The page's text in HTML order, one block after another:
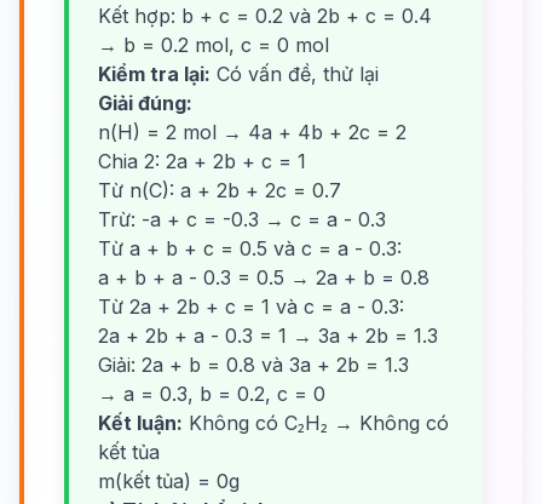
Kết hợp: b + c = 0.2 và 2b + c = 0.4
→ b = 0.2 mol, c = 0 mol
Kiểm tra lại: Có vấn đề, thử lại
Giải đúng:
n(H) = 2 mol → 4a + 4b + 2c = 2
Chia 2: 2a + 2b + c = 1
Từ n(C): a + 2b + 2c = 0.7
Trừ: -a + c = -0.3 → c = a - 0.3
Từ a + b + c = 0.5 và c = a - 0.3:
a + b + a - 0.3 = 0.5 → 2a + b = 0.8
Từ 2a + 2b + c = 1 và c = a - 0.3:
2a + 2b + a - 0.3 = 1 → 3a + 2b = 1.3
Giải: 2a + b = 0.8 và 3a + 2b = 1.3
→ a = 0.3, b = 0.2, c = 0
Kết luận: Không có C₂H₂ → Không có
kết tủa
m(kết tủa) = 0g